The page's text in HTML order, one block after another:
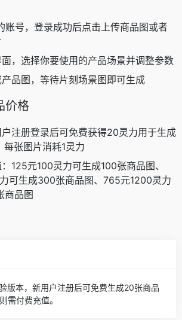
账号，登录成功后点击上传商品图或者
，选择你要使用的产品场景并调整参数
品图，等待片刻场景图即可生成
价格
注册登录后可免费获得20灵力用于生成
张图片消耗1灵力
125元100灵力可生成100张商品图、
可生成300张商品图、765元1200灵力
商品图
版本，新用户注册后可免费生成20张商品
需付费充值。